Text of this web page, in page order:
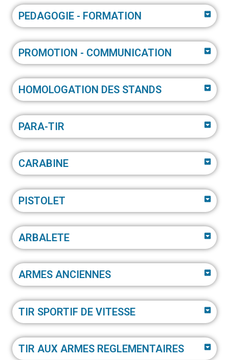
PEDAGOGIE - FORMATION
PROMOTION - COMMUNICATION
HOMOLOGATION DES STANDS
PARA-TIR
CARABINE
PISTOLET
ARBALETE
ARMES ANCIENNES
TIR SPORTIF DE VITESSE
TIR AUX ARMES REGLEMENTAIRES